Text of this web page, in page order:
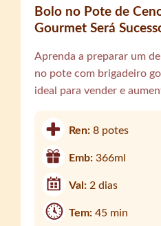
Bolo no Pote de
Gourmet Será
Aprenda a preparar um
no pote com brigadeiro
ideal para vender e
Ren:8 potes
Emb:366ml
Val: 2 dias
Tem:45 min